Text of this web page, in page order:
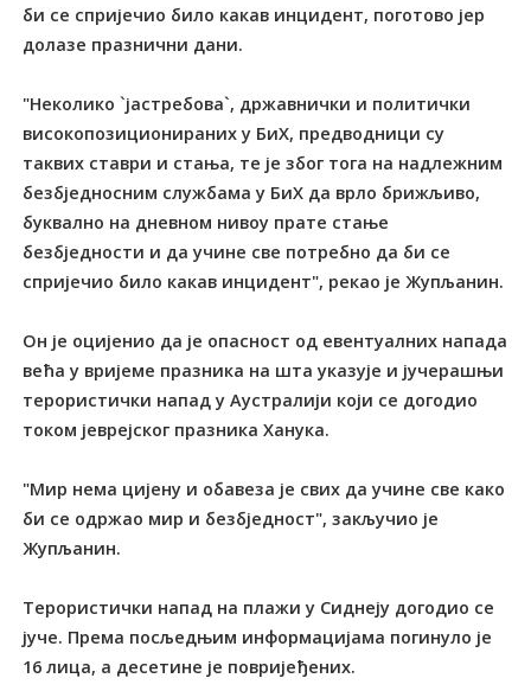
би се спријечио било какав инцидент, поготово јер
долазе празнични дани.
"Неколико `јастребова`, државнички и политички
високопозиционираних у БиХ, предводници су
таквих ставри и стања, те је због тога на надлежним
безбједносним службама у БиХ да врло брижљиво,
буквално на дневном нивоу прате стање
безбједности и да учине све потребно да би се
спријечио било какав инцидент", рекао је Жупљанин.
Он је оцијенио да је опасност од евентуалних напада
већа у вријеме празника на шта указује и јучерашњи
терористички напад у Аустралији који се догодио
током јеврејског празника Ханука.
"Мир нема цијену и обавеза је свих да учине све како
би се одржао мир и безбједност", закључио је
Жупљанин.
Терористички напад на плажи у Сиднеју догодио се
јуче. Према посљедњим информацијама погинуло је
16 лица, а десетине је повријеђених.